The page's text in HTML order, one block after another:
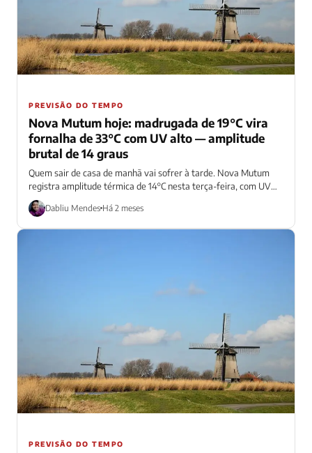
PREVISÃO DO TEMPO
Nova Mutum hoje: madrugada de 19°C vira
fornalha de 33°C com UV alto — amplitude
brutal de 14 graus
Quem sair de casa de manhã vai sofrer à tarde. Nova Mutum
registra amplitude térmica de 14°C nesta terça-feira, com UV
alto...
Dabliu Mendes Há 2 meses
PREVISÃO DO TEMPO